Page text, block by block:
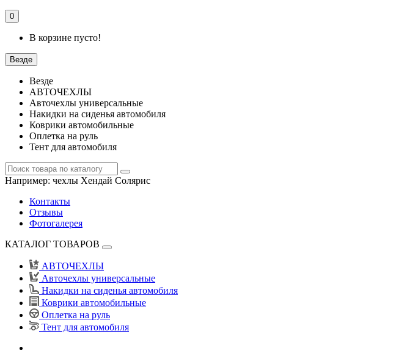
0
В корзине пусто!
Везде
Везде
АВТОЧЕХЛЫ
Авточехлы универсальные
Накидки на сиденья автомобиля
Коврики автомобильные
Оплетка на руль
Тент для автомобиля
Например: чехлы Хендай Солярис
Контакты
Отзывы
Фотогалерея
КАТАЛОГ ТОВАРОВ
АВТОЧЕХЛЫ
Авточехлы универсальные
Накидки на сиденья автомобиля
Коврики автомобильные
Оплетка на руль
Тент для автомобиля